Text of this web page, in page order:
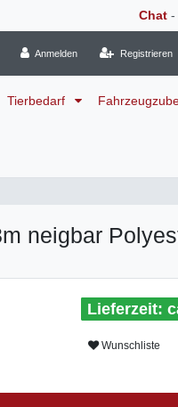
Chat -
Anmelden Registrieren
Tierbedarf
neigbar
Wunschliste